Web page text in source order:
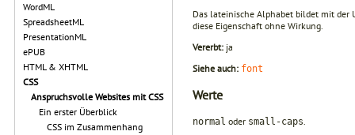
WordML
SpreadsheetML
PresentationML
ePUB
HTML & XHTML
CSS
Anspruchsvolle Websites mit CSS
Ein erster Überblick
CSS im Zusammenhang
Das lateinische Alphabet bildet mit der
diese Eigenschaft ohne Wirkung.
Vererbt: ja
Siehe auch: font
Werte
normal oder small-caps.